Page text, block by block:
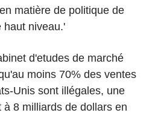
matière de politique de
haut niveau.'
d'etudes de marché
moins 70% des ventes
Unis sont illégales, une
8 milliards de dollars en